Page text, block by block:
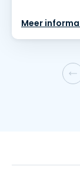
Meer